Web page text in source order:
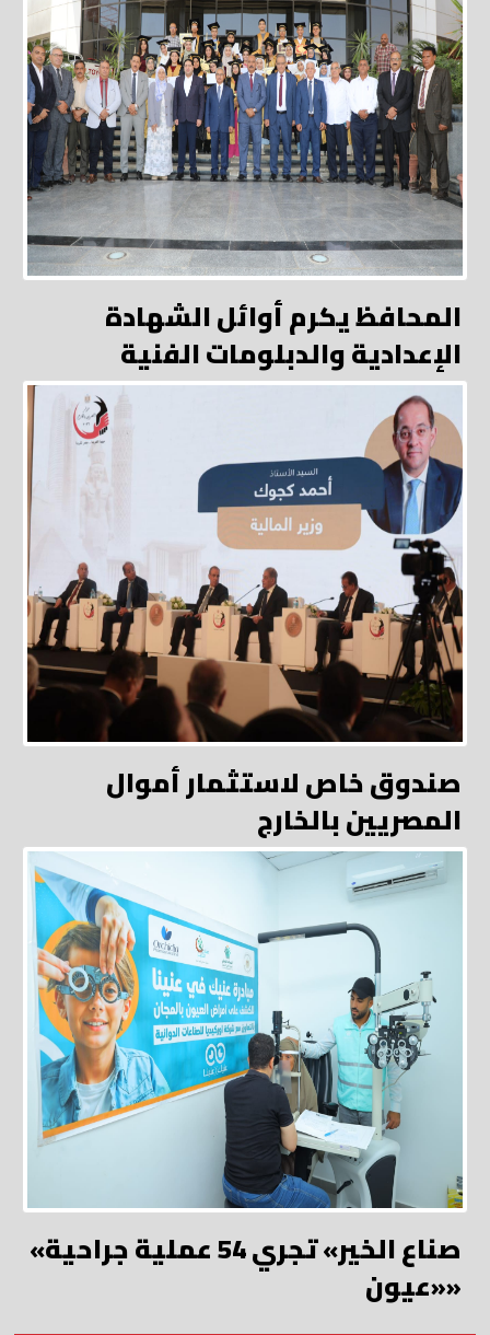
المحافظ يكرم أوائل الشهادة
الإعدادية والدبلومات الفنية
صندوق خاص لاستثمار أموال
المصريين بالخارج
«صناع الخير» تجري 54 عملية جراحية
«عيون»